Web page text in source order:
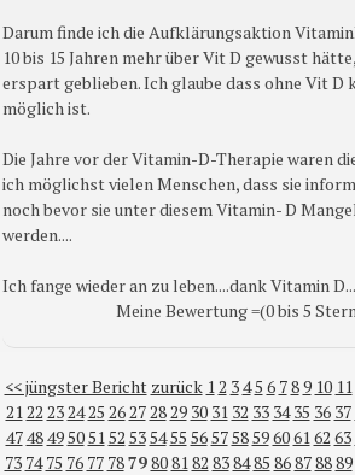
Darum finde ich die Aufklärungsaktion
10 bis 15 Jahren mehr über Vit D gewusst
erspart geblieben. Ich glaube dass ohne Vit D
möglich ist.
Die Jahre vor der Vitamin-D-Therapie waren
ich möglichst vielen Menschen, dass sie
noch bevor sie unter diesem Vitamin- D
werden....
Ich fange wieder an zu leben....dank Vitamin
Meine Bewertung =(0 bis 5
<< jüngster Bericht zurück 12 345 6 789 10 11
2122 232425 26272829 30 31 32 33 34 35 36 37
474849505152 535455 56575859606162 63
73 74 75 76 77 7879808182 838485 86878889